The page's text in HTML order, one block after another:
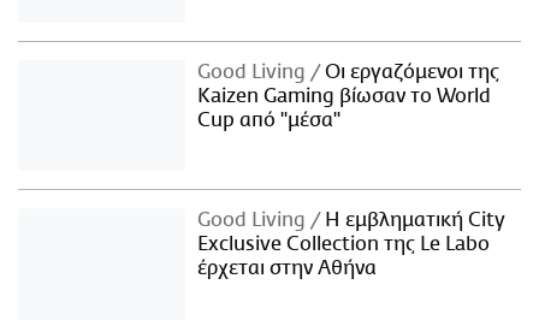
Good Living
Οι εργαζόμενοι της
Kaizen Gaming βίωσαν το World
Cup από "μέσα"
Good Living
Η εμβληματική City
Exclusive Collection της Le Labo
έρχεται στην Αθήνα